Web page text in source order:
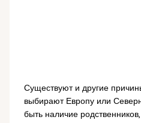
Существуют и другие
выбирают Европу или
быть наличие